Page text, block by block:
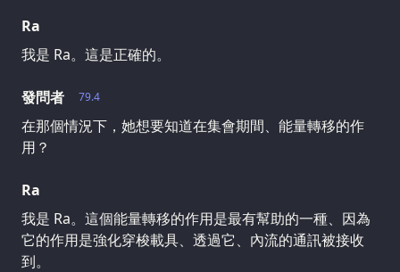
Ra
我是 Ra。這是正確的。
79.4
發問者
在那個情況下，她想要知道在集會期間、能量轉移的作
用？
Ra
我是 Ra。這個能量轉移的作用是最有幫助的一種、因為
它的作用是強化穿梭載具、透過它、內流的通訊被接收
到。